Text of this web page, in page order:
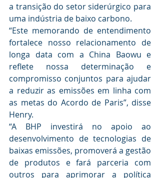
a transição do setor siderúrgico para
uma indústria de baixo carbono.
“Este memorando de entendimento
fortalece nosso relacionamento de
longa data com a China Baowu e
reflete nossa determinação e
compromisso conjuntos para ajudar
a reduzir as emissões em linha com
as metas do Acordo de Paris”, disse
Henry.
“A BHP investirá no apoio ao
desenvolvimento de tecnologias de
baixas emissões, promoverá a gestão
de produtos e fará parceria com
outros para aprimorar a política